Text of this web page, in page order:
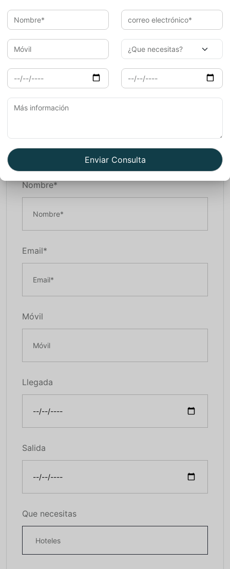
itinerarios personalizados para que vivas experiencias
auténtica.
inolvidables!
Contacta con India’s Invitation
y empieza a
Book Now
Nombre*
Email*
Móvil
Llegada
Salida
Que necesitas